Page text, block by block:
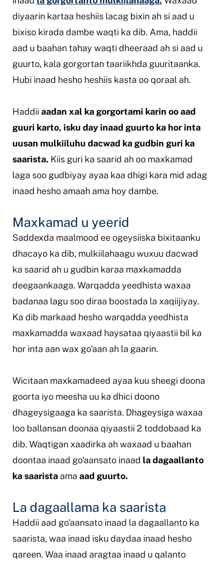
diyaarin kartaa heshiis lacag bixin ah si aad u
bixiso kirada dambe waqti ka dib. Ama, haddii
aad u baahan tahay waqti dheeraad ah si aad u
guurto, kala gorgortan taariikhda guuritaanka.
Hubi inaad hesho heshiis kasta oo qoraal ah.
Haddii aadan xal ka gorgortami karin oo aad
guuri karto, isku day inaad guurto ka hor inta
uusan mulkiiluhu dacwad ka gudbin guri ka
saarista. Kiis guri ka saarid ah oo maxkamad
laga soo gudbiyay ayaa kaa dhigi kara mid adag
inaad hesho amaah ama hoy dambe.
Maxkamad u yeerid
Saddexda maalmood ee ogeysiiska bixitaanku
dhacayo ka dib, mulkiilahaagu wuxuu dacwad
ka saarid ah u gudbin karaa maxkamadda
deegaankaaga. Warqadda yeedhista waxaa
badanaa lagu soo diraa boostada la xaqiijiyay.
Ka dib markaad hesho warqadda yeedhista
maxkamadda waxaad haysataa qiyaastii bil ka
hor inta aan wax go'aan ah la gaarin.
Wicitaan maxkamadeed ayaa kuu sheegi doona
goorta iyo meesha uu ka dhici doono
dhageysigaaga ka saarista. Dhageysiga waxaa
loo ballansan doonaa qiyaastii 2 toddobaad ka
dib. Waqtigan xaadirka ah waxaad u baahan
doontaa inaad go'aansato inaad la dagaallanto
ka saaristaama aad guurto.
La dagaallama ka saarista
Haddii aad go'aansato inaad la dagaallanto ka
saarista, waa inaad isku daydaa inaad hesho
qareen. Waa inaad aragtaa inaad u qalanto